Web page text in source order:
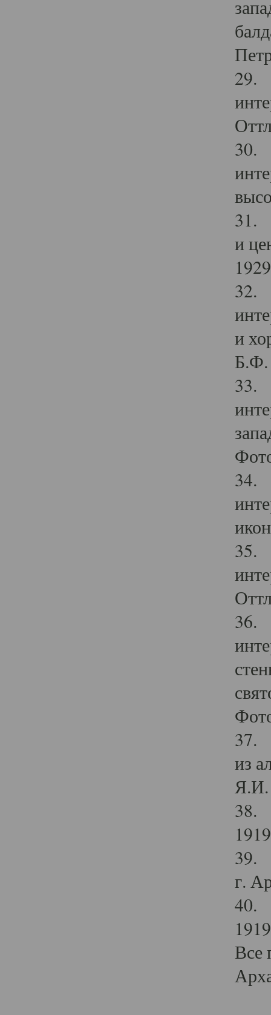
29.
30.
31.
и
32.
и
Б.Ф.
33.
34.
35.
36.
37.
из
Я.И.
38.
39.
г.
40.
Все